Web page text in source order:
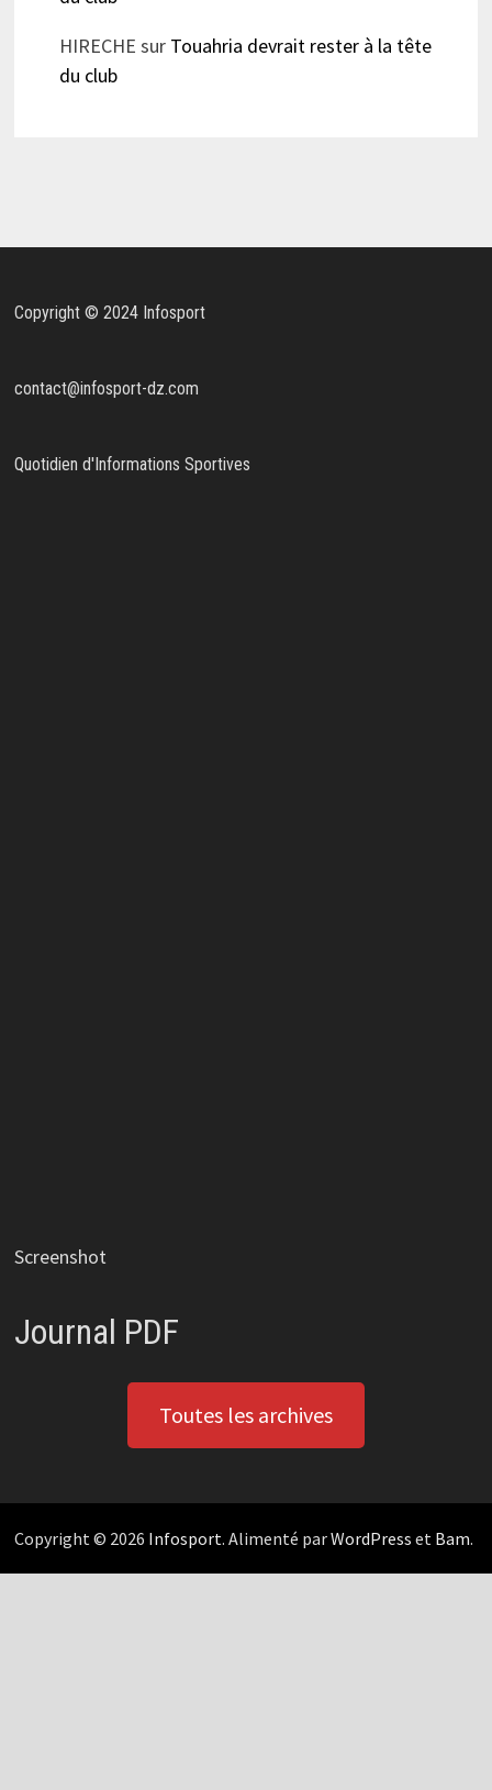
HIRECHE sur Touahria devrait rester à la tête
du club
Copyright © 2024 Infosport
contact@infosport-dz.com
Quotidien d'Informations Sportives
Screenshot
Journal PDF
Toutes les archives
Copyright © 2026 Infosport. Alimenté parWordPress et Bam.